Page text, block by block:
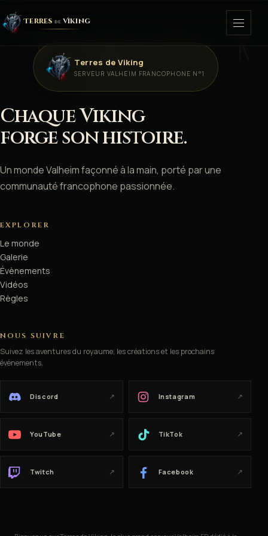
ᚷ
ᚦ
ᚨ
Terres de Viking
ACCUEIL
COMMUNAUTÉ
GALERIE
ÉVÈNEMENTS
VIDÉOS
ᚦ · ᛟ · ᚢ · ᚱ
Terres de Viking
SERVEUR VALHEIM FRANCOPHONE N°1
Chaque Viking
forge son histoire.
Un monde Valheim façonné à la main, porté par une
communauté francophone passionnée.
EXPLORER
Le monde
Galerie
Évènements
Vidéos
Règles
NOUS SUIVRE
Suivez les aventures du royaume, les créations et les prochains
évènements.
Discord ↗ Instagram ↗
YouTube ↗ TikTok ↗
Twitch ↗ Facebook ↗